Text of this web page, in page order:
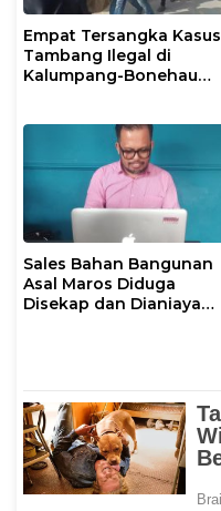
Empat Tersangka Kasus
Tambang Ilegal di
Kalumpang-Bonehau
Sales Bahan Bangunan
Asal Maros Diduga
Disekap dan Dianiaya